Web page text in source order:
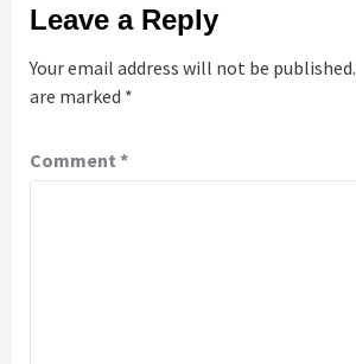
Leave a Reply
Your email address will not be published.
are marked *
Comment *